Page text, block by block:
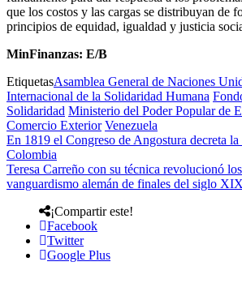
que los costos y las cargas se distribuyan de
principios de equidad, igualdad y justicia
MinFinanzas: E/B
EtiquetasAsamblea General de Naciones
Internacional de la Solidaridad Humana
Solidaridad Ministerio del Poder Popular de
Comercio Exterior Venezuela
En 1819 el Congreso de Angostura decreta
Colombia
Teresa Carreño con su técnica revolucionó
vanguardismo alemán de finales del siglo XIX
¡Compartir este!
Facebook
Twitter
Google Plus